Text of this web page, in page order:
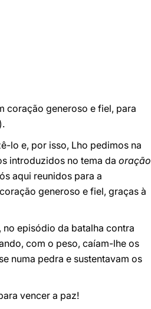
coração generoso e fiel, para
).
lo e, por isso, Lho pedimos na
introduzidos no tema da oração
aqui reunidos para a
generoso e fiel, graças à
no episódio da batalha contra
com o peso, caíam-lhe os
numa pedra e sustentavam os
vencer a paz!